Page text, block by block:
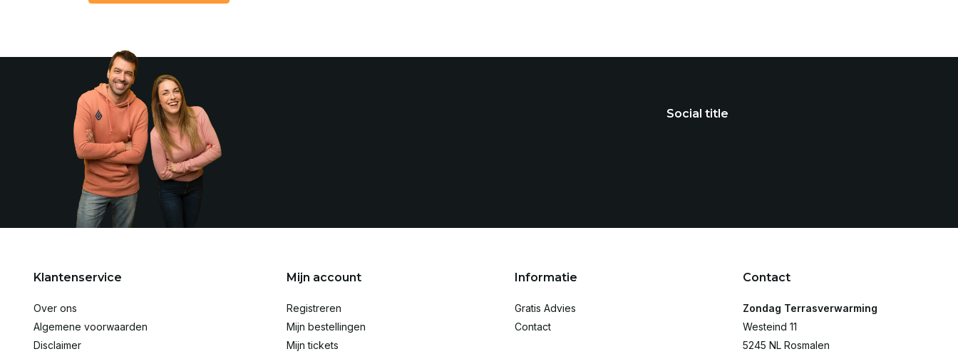
Social title
Klantenservice
Over ons
Algemene voorwaarden
Disclaimer
Mijn account
Registreren
Mijn bestellingen
Mijn tickets
Informatie
Gratis Advies
Contact
Contact
Zondag Terrasverwarming
Westeind 11
5245 NL Rosmalen